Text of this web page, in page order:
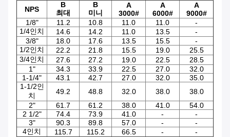
NPS
B
최대
B
미니
A
3000#
A
6000#
A
9000#
1/8"
11.2 10.8 11.0 11.0
-
1/4인치
14.6 14.2 11.0 13.5
-
3/8"
18.0 17.6 13.5 15.5
-
1/2인치
22.2 21.8 15.5 19.0
25.5
3/4인치
27.6 27.2 19.0 22.5
28.5
1"
34.3 33.9 22.5 27.0
32.0
1-1/4"
43.1 42.7 27.0 32.0
35.0
1-1/2인
치
49.2 48.8 32.0 38.0
38.0
2"
61.7 61.2 38.0 41.0
54.0
2 1/2"
74.4 73.9 41.0 -
-
3"
90.3 89.8 57.0 -
-
4인치
115.7 115.2 66.5 - -